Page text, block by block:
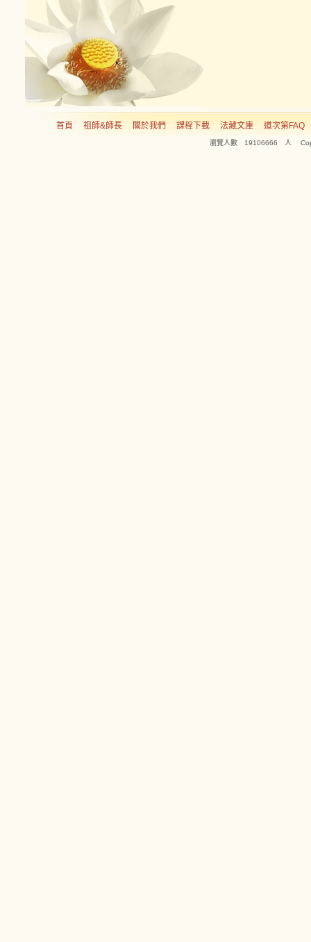
首頁 祖師&師長 關於我們 課程下載 法藏文庫 道次第FAQ
瀏覽人數 19106666 人